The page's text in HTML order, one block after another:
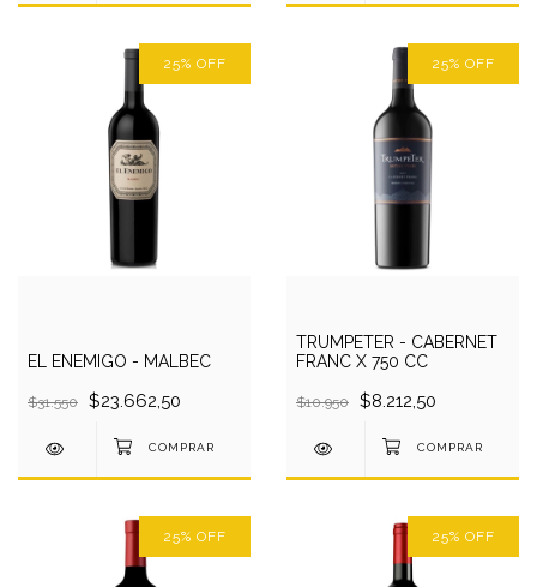
25% OFF
EL ENEMIGO - MALBEC
$31.550 $23.662,50
25% OFF
TRUMPETER - CABERNET
FRANC X 750 CC
$10.950 $8.212,50
25% OFF 25% OFF